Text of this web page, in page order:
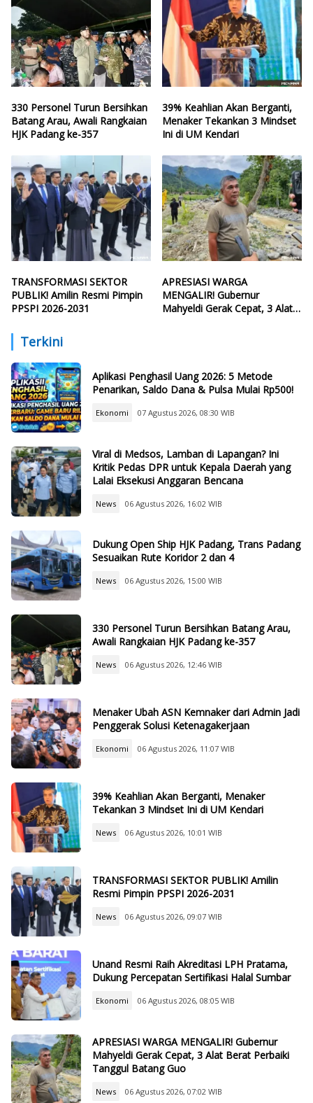
330 Personel Turun Bersihkan
Batang Arau, Awali Rangkaian
HJK Padang ke-357
39% Keahlian Akan Berganti,
Menaker Tekankan 3 Mindset
Ini di UM Kendari
TRANSFORMASI SEKTOR
PUBLIK! Amilin Resmi Pimpin
PPSPI 2026-2031
APRESIASI WARGA
MENGALIR! Gubernur
Mahyeldi Gerak Cepat, 3 Alat
Terkini
Aplikasi Penghasil Uang 2026: 5 Metode
Penarikan, Saldo Dana & Pulsa Mulai Rp500!
Ekonomi 07 Agustus 2026, 08:30 WIB
Viral di Medsos, Lamban di Lapangan? Ini
Kritik Pedas DPR untuk Kepala Daerah yang
Lalai Eksekusi Anggaran Bencana
News 06 Agustus 2026, 16:02 WIB
Dukung Open Ship HJK Padang, Trans Padang
Sesuaikan Rute Koridor 2 dan 4
News 06 Agustus 2026, 15:00 WIB
330 Personel Turun Bersihkan Batang Arau,
Awali Rangkaian HJK Padang ke-357
News 06 Agustus 2026, 12:46 WIB
Menaker Ubah ASN Kemnaker dari Admin Jadi
Penggerak Solusi Ketenagakerjaan
Ekonomi 06 Agustus 2026, 11:07 WIB
39% Keahlian Akan Berganti, Menaker
Tekankan 3 Mindset Ini di UM Kendari
News 06 Agustus 2026, 10:01 WIB
TRANSFORMASI SEKTOR PUBLIK! Amilin
Resmi Pimpin PPSPI 2026-2031
News 06 Agustus 2026, 09:07 WIB
Unand Resmi Raih Akreditasi LPH Pratama,
Dukung Percepatan Sertifikasi Halal Sumbar
Ekonomi 06 Agustus 2026, 08:05 WIB
APRESIASI WARGA MENGALIR! Gubernur
Mahyeldi Gerak Cepat, 3 Alat Berat Perbaiki
Tanggul Batang Guo
News 06 Agustus 2026, 07:02 WIB